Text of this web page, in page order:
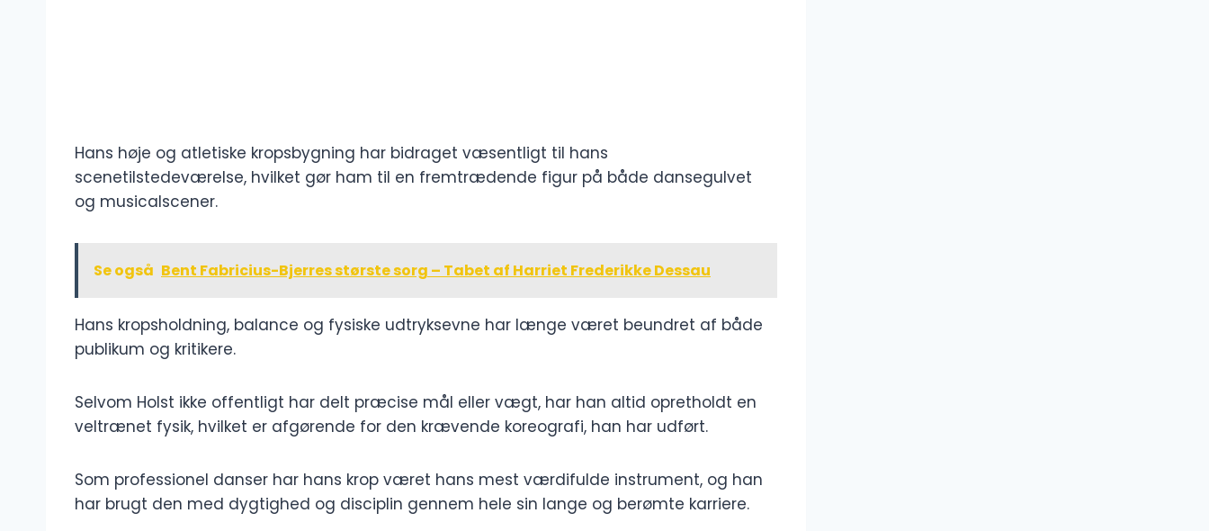
Hans høje og atletiske kropsbygning har bidraget væsentligt til hans
scenetilstedeværelse, hvilket gør ham til en fremtrædende figur på både dansegulvet
og musicalscener.
Se også Bent Fabricius-Bjerres største sorg – Tabet af Harriet Frederikke Dessau
Hans kropsholdning, balance og fysiske udtryksevne har længe været beundret af både
publikum og kritikere.
Selvom Holst ikke offentligt har delt præcise mål eller vægt, har han altid opretholdt en
veltrænet fysik, hvilket er afgørende for den krævende koreografi, han har udført.
Som professionel danser har hans krop været hans mest værdifulde instrument, og han
har brugt den med dygtighed og disciplin gennem hele sin lange og berømte karriere.